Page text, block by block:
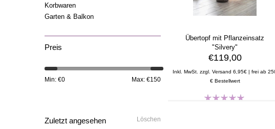
Übertopf mit Pflanzeinsatz
"Silvery"
€119,00
Inkl. MwSt. zzgl. Versand 6,95€ | frei ab
€ Bestellwert
Korbwaren
Garten & Balkon
Preis
Min: €0 Max: €150
Zuletzt angesehen Löschen